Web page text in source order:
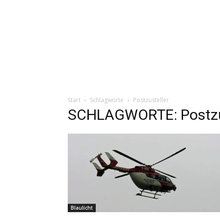
Start Schlagworte Postzusteller
SCHLAGWORTE:
Blaulicht